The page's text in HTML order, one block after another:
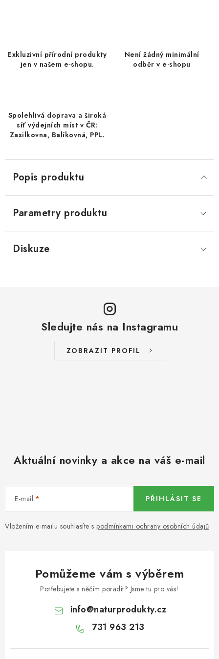
LYOFILIZOVANÉ OVOCE
KOŘENÍ / TEKUTÁ OCHUCOVADLA/OMÁČKY
SUŠENÉ OVOCE / MERUŇKY SÍŘENÉ / MERUŇKY
LYOFILIZOVANÉ OVOCE / MANGO
LYOFILIZOVANÉ OVOCE / JAHODY
OŘECHY PRAŽENÉ, SOLENÉ A DOCHUCENÉ /
PISTÁCIE PRAŽENÉ SOLENÉ
DÁRKOVÉ POUKAZY
OŘECHY NATURAL / MANDLE
OŘECHY NATURAL / KEŠU OŘECHY / KEŠU OŘECHY
CELÉ NATURAL
OŘECHY NATURAL / PODZEMNICE (ARAŠÍDY) /
PODZEMNICE OLEJNÁ BLANŠÍROVANÁ
Exkluzivní přírodní produkty
jen v našem e-shopu.
Není žádný minimální
odběr v e-shopu
Spolehlivá doprava a široká
síť výdejních míst v ČR:
Zasilkovna, Balíkovná, PPL.
Popis produktu
Parametry produktu
Diskuze
Sledujte nás na Instagramu
ZOBRAZIT PROFIL
Aktuální novinky a akce na váš e-mail
E-mail
Vložením e-mailu souhlasíte s podmínkami ochrany osobních údajů
PŘIHLÁSIT SE
Pomůžeme vám s výběrem
Potřebujete s něčím poradit? Jsme tu pro vás!
info@naturprodukty.cz
731 963 213